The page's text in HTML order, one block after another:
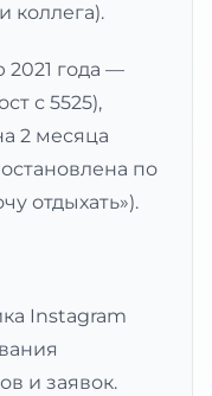
коллега).
года —
с 5525),
2 месяца
по
отдыхать»).
Instagram
и заявок.